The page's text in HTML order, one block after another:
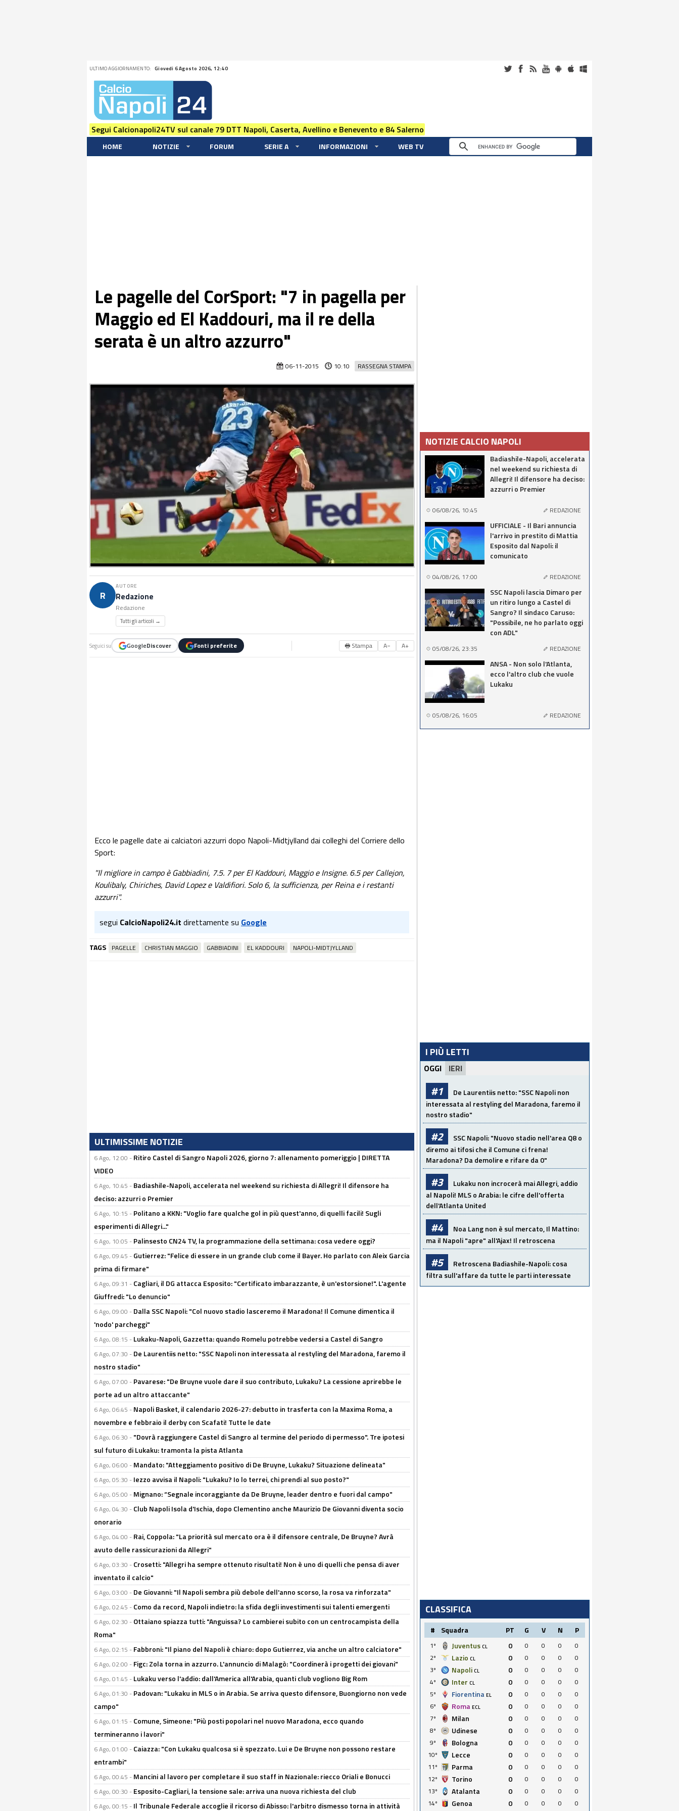
ULTIMO AGGIORNAMENTO: Giovedi 6 Agosto 2026, 12:40
Segui Calcionapoli24TV sul canale 79 DTT Napoli, Caserta, Avellino e Benevento e 84 Salerno
HOME NOTIZIE FORUM SERIE A INFORMAZIONI WEB TV
Le pagelle del CorSport: "7 in pagella per
Maggio ed El Kaddouri, ma il re della
serata è un altro azzurro"
RASSEGNA STAMPA
06-11-2015 10:10
R
AUTORE
Redazione
Redazione
Tutti gli articoli →
Seguici su GoogleDiscover Fonti preferite 🖶 Stampa A− A+
Ecco le pagelle date ai calciatori azzurri dopo Napoli-Midtjylland dai colleghi del Corriere dello
Sport:
"Il migliore in campo è Gabbiadini, 7.5. 7 per El Kaddouri, Maggio e Insigne. 6.5 per Callejon,
Koulibaly, Chiriches, David Lopez e Valdifiori. Solo 6, la sufficienza, per Reina e i restanti
azzurri".
segui CalcioNapoli24.it direttamente su Google
TAGS PAGELLE CHRISTIAN MAGGIO GABBIADINI EL KADDOURI NAPOLI-MIDTJYLLAND
ULTIMISSIME NOTIZIE
6 Ago, 12:00 - Ritiro Castel di Sangro Napoli 2026, giorno 7: allenamento pomeriggio | DIRETTA
VIDEO
6 Ago, 10:45 - Badiashile-Napoli, accelerata nel weekend su richiesta di Allegri! Il difensore ha
deciso: azzurri o Premier
6 Ago, 10:15 - Politano a KKN: "Voglio fare qualche gol in più quest'anno, di quelli facili! Sugli
esperimenti di Allegri..."
6 Ago, 10:05 - Palinsesto CN24 TV, la programmazione della settimana: cosa vedere oggi?
6 Ago, 09:45 - Gutierrez: "Felice di essere in un grande club come il Bayer. Ho parlato con Aleix Garcia
prima di firmare"
6 Ago, 09:31 - Cagliari, il DG attacca Esposito: "Certificato imbarazzante, è un'estorsione!". L'agente
Giuffredi: "Lo denuncio"
6 Ago, 09:00 - Dalla SSC Napoli: "Col nuovo stadio lasceremo il Maradona! Il Comune dimentica il
'nodo' parcheggi"
6 Ago, 08:15 - Lukaku-Napoli, Gazzetta: quando Romelu potrebbe vedersi a Castel di Sangro
6 Ago, 07:30 - De Laurentiis netto: "SSC Napoli non interessata al restyling del Maradona, faremo il
nostro stadio"
6 Ago, 07:00 - Pavarese: "De Bruyne vuole dare il suo contributo, Lukaku? La cessione aprirebbe le
porte ad un altro attaccante"
6 Ago, 06:45 - Napoli Basket, il calendario 2026-27: debutto in trasferta con la Maxima Roma, a
novembre e febbraio il derby con Scafati! Tutte le date
6 Ago, 06:30 - "Dovrà raggiungere Castel di Sangro al termine del periodo di permesso". Tre ipotesi
sul futuro di Lukaku: tramonta la pista Atlanta
6 Ago, 06:00 - Mandato: "Atteggiamento positivo di De Bruyne, Lukaku? Situazione delineata"
6 Ago, 05:30 - Iezzo avvisa il Napoli: "Lukaku? Io lo terrei, chi prendi al suo posto?"
6 Ago, 05:00 - Mignano: “Segnale incoraggiante da De Bruyne, leader dentro e fuori dal campo"
6 Ago, 04:30 - Club Napoli Isola d'Ischia, dopo Clementino anche Maurizio De Giovanni diventa socio
onorario
6 Ago, 04:00 - Rai, Coppola: "La priorità sul mercato ora è il difensore centrale, De Bruyne? Avrà
avuto delle rassicurazioni da Allegri"
6 Ago, 03:30 - Crosetti: "Allegri ha sempre ottenuto risultati! Non è uno di quelli che pensa di aver
inventato il calcio"
6 Ago, 03:00 - De Giovanni: "Il Napoli sembra più debole dell'anno scorso, la rosa va rinforzata"
6 Ago, 02:45 - Como da record, Napoli indietro: la sfida degli investimenti sui talenti emergenti
6 Ago, 02:30 - Ottaiano spiazza tutti: "Anguissa? Lo cambierei subito con un centrocampista della
Roma"
6 Ago, 02:15 - Fabbroni: "Il piano del Napoli è chiaro: dopo Gutierrez, via anche un altro calciatore"
6 Ago, 02:00 - Figc: Zola torna in azzurro. L'annuncio di Malagò: "Coordinerà i progetti dei giovani"
6 Ago, 01:45 - Lukaku verso l'addio: dall'America all'Arabia, quanti club vogliono Big Rom
6 Ago, 01:30 - Padovan: "Lukaku in MLS o in Arabia. Se arriva questo difensore, Buongiorno non vede
campo"
6 Ago, 01:15 - Comune, Simeone: "Più posti popolari nel nuovo Maradona, ecco quando
termineranno i lavori"
6 Ago, 01:00 - Caiazza: "Con Lukaku qualcosa si è spezzato. Lui e De Bruyne non possono restare
entrambi"
6 Ago, 00:45 - Mancini al lavoro per completare il suo staff in Nazionale: riecco Oriali e Bonucci
6 Ago, 00:30 - Esposito-Cagliari, la tensione sale: arriva una nuova richiesta del club
6 Ago, 00:15 - Il Tribunale Federale accoglie il ricorso di Abisso: l'arbitro dismesso torna in attività
NOTIZIE CALCIO NAPOLI
Badiashile-Napoli, accelerata
nel weekend su richiesta di
Allegri! Il difensore ha deciso:
azzurri o Premier
06/08/26, 10:45 REDAZIONE
UFFICIALE - Il Bari annuncia
l'arrivo in prestito di Mattia
Esposito dal Napoli: il
comunicato
04/08/26, 17:00 REDAZIONE
SSC Napoli lascia Dimaro per
un ritiro lungo a Castel di
Sangro? Il sindaco Caruso:
"Possibile, ne ho parlato oggi
con ADL"
05/08/26, 23:35 REDAZIONE
ANSA - Non solo l'Atlanta,
ecco l'altro club che vuole
Lukaku
05/08/26, 16:05 REDAZIONE
I PIÙ LETTI
OGGI IERI
#1
De Laurentiis netto: "SSC Napoli non
interessata al restyling del Maradona, faremo il
nostro stadio"
#2
SSC Napoli: "Nuovo stadio nell'area Q8 o
diremo ai tifosi che il Comune ci frena!
Maradona? Da demolire e rifare da 0"
#3
Lukaku non incrocerà mai Allegri, addio
al Napoli! MLS o Arabia: le cifre dell'offerta
dell'Atlanta United
#4
Noa Lang non è sul mercato, Il Mattino:
ma il Napoli "apre" all'Ajax! Il retroscena
#5
Retroscena Badiashile-Napoli: cosa
filtra sull'affare da tutte le parti interessate
CLASSIFICA
# Squadra PT G V N P
1º Juventus CL 0 0 0 0
0
2º
Lazio CL 0 0 0 0
0
3º
Napoli CL 0 0 0 0
0
4º
Inter CL 0 0 0 0
0
5º
Fiorentina EL 0 0 0 0
0
6º
Roma ECL 0 0 0 0
0
7º
Milan 0 0 0 0
0
8º
Udinese 0 0 0 0
0
9º
Bologna 0 0 0 0
0
10º
Lecce 0 0 0 0
0
11º
Parma 0 0 0 0
0
12º
Torino 0 0 0 0
0
13º
Atalanta 0 0 0 0
0
14º
Genoa 0 0 0 0
0